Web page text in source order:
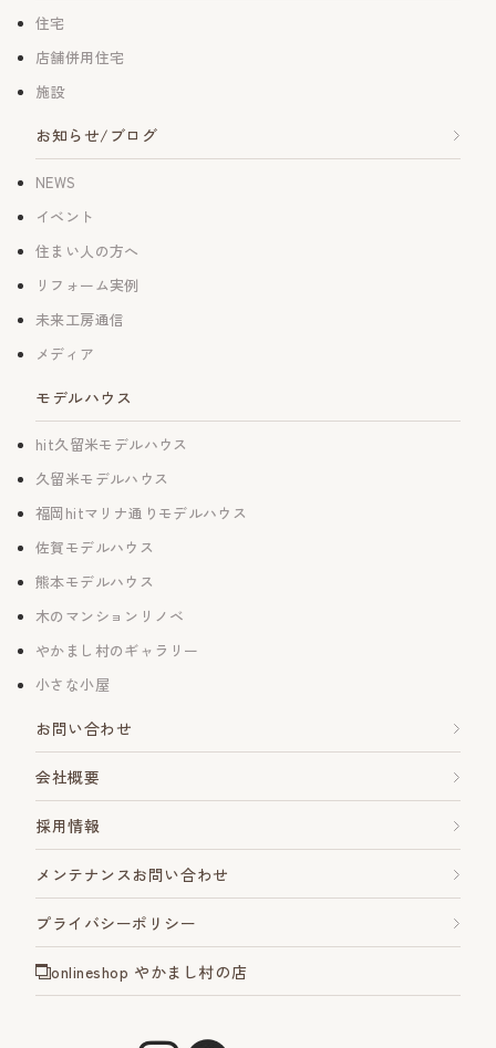
住宅
店舗併用住宅
施設
お知らせ/ブログ
NEWS
イベント
住まい人の方へ
リフォーム実例
未来工房通信
メディア
モデルハウス
hit久留米モデルハウス
久留米モデルハウス
福岡hitマリナ通りモデルハウス
佐賀モデルハウス
熊本モデルハウス
木のマンションリノベ
やかまし村のギャラリー
小さな小屋
お問い合わせ
会社概要
採用情報
メンテナンスお問い合わせ
プライバシーポリシー
onlineshop やかまし村の店